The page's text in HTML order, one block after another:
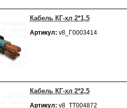
Кабель КГ-хл 2*1,5
Артикул: v8_Г0003414
Кабель КГ-хл 2*2,5
Артикул: v8_ТТ004872